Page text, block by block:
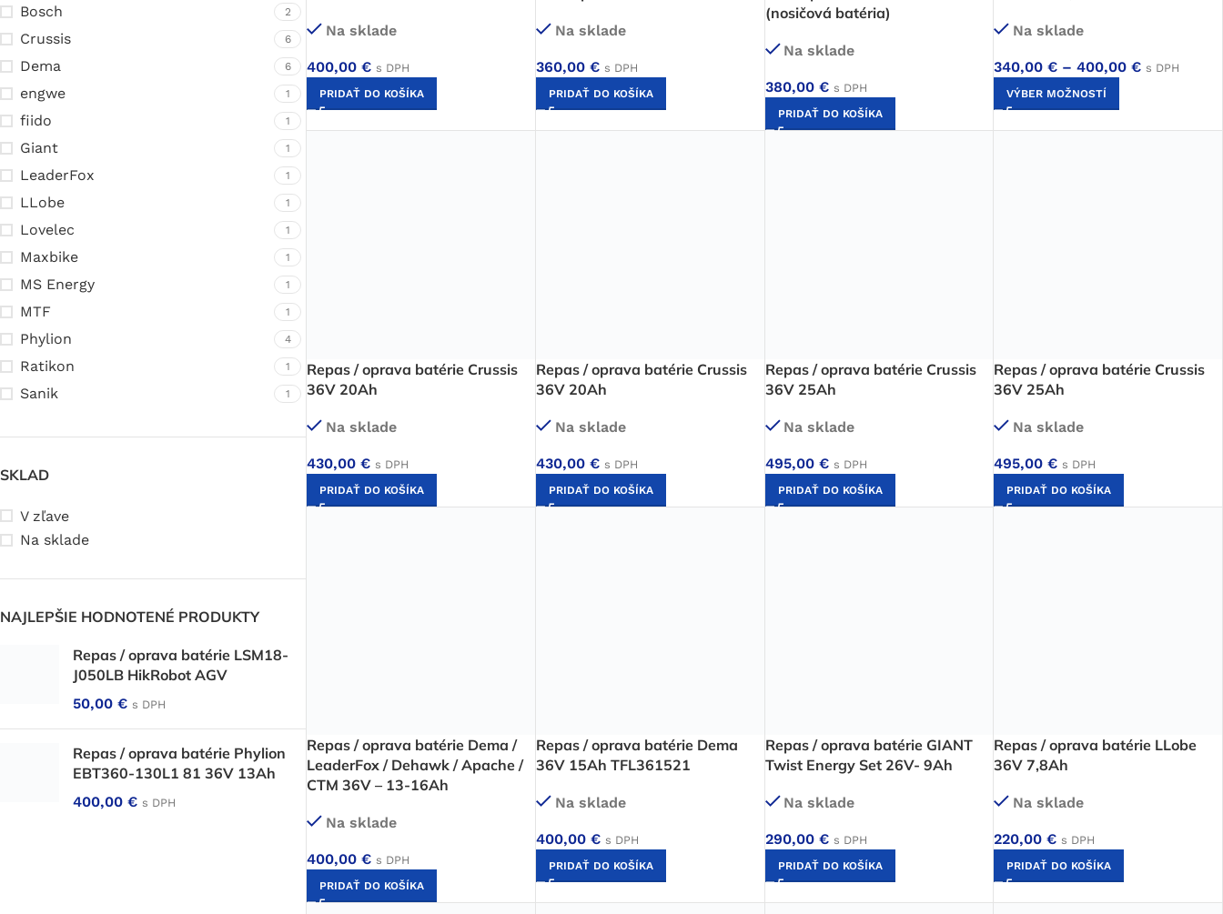
Bosch 2
Crussis 6
Dema 6
engwe 1
fiido 1
Giant 1
LeaderFox 1
LLobe 1
Lovelec 1
Maxbike 1
MS Energy 1
MTF 1
Phylion 4
Ratikon 1
Sanik 1
SKLAD
V zľave
Na sklade
NAJLEPŠIE HODNOTENÉ PRODUKTY
Repas / oprava batérie LSM18-
J050LB HikRobot AGV
50,00 € s DPH
Repas / oprava batérie Phylion
EBT360-130L1 81 36V 13Ah
400,00 € s DPH
Na sklade
400,00 € s DPH
PRIDAŤ DO KOŠÍKA
Na sklade
360,00 € s DPH
PRIDAŤ DO KOŠÍKA
(nosičová batéria)
Na sklade
380,00 € s DPH
PRIDAŤ DO KOŠÍKA
Na sklade
340,00€ – 400,00€ s DPH
VÝBER MOŽNOSTÍ
Repas / oprava batérie Crussis
36V 20Ah
Na sklade
430,00 € s DPH
PRIDAŤ DO KOŠÍKA
Repas / oprava batérie Crussis
36V 20Ah
Na sklade
430,00 € s DPH
PRIDAŤ DO KOŠÍKA
Repas / oprava batérie Crussis
36V 25Ah
Na sklade
495,00 € s DPH
PRIDAŤ DO KOŠÍKA
Repas / oprava batérie Crussis
36V 25Ah
Na sklade
495,00€ s DPH
PRIDAŤ DO KOŠÍKA
Repas / oprava batérie Dema /
LeaderFox / Dehawk / Apache /
CTM 36V – 13-16Ah
Na sklade
400,00 € s DPH
PRIDAŤ DO KOŠÍKA
Repas / oprava batérie Dema
36V 15Ah TFL361521
Na sklade
400,00 € s DPH
PRIDAŤ DO KOŠÍKA
Repas / oprava batérie GIANT
Twist Energy Set 26V- 9Ah
Na sklade
290,00 € s DPH
PRIDAŤ DO KOŠÍKA
Repas / oprava batérie LLobe
36V 7,8Ah
Na sklade
220,00€ s DPH
PRIDAŤ DO KOŠÍKA